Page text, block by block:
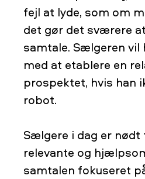
fejl at lyde, som om
det gør det sværere
samtale. Sælgeren vil
med at etablere en
prospektet, hvis han
robot.
Sælgere i dag er nødt
relevante og
samtalen fokuseret